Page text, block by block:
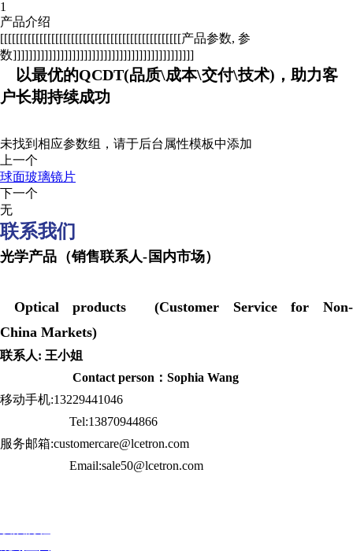
1
产品介绍
[[[[[[[[[[[[[[[[[[[[[[[[[[[[[[[[[[[[[[[[[[[[[[产品参数, 参
数]]]]]]]]]]]]]]]]]]]]]]]]]]]]]]]]]]]]]]]]]]]]]]
以最优的QCDT(品质\成本\交付\技术)，助力客
户长期持续成功
未找到相应参数组，请于后台属性模板中添加
上一个
球面玻璃镜片
下一个
无
联系我们
光学产品（销售联系人-国内市场）
Optical products (Customer Service for Non-
China Markets)
联系人: 王小姐
Contact person：Sophia Wang
移动手机:13229441046
Tel:13870944866
服务邮箱:customercare@lcetron.com
Email:sale50@lcetron.com